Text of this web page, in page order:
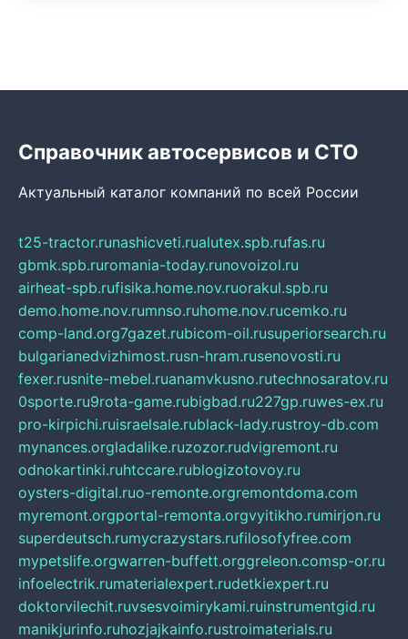
Справочник автосервисов и СТО
Актуальный каталог компаний по всей России
t25-tractor.runashicveti.rualutex.spb.rufas.ru
gbmk.spb.ruromania-today.runovoizol.ru
airheat-spb.rufisika.home.nov.ruorakul.spb.ru
demo.home.nov.rumnso.ruhome.nov.rucemko.ru
comp-land.org7gazet.rubicom-oil.rusuperiorsearch.ru
bulgarianedvizhimost.rusn-hram.rusenovosti.ru
fexer.rusnite-mebel.ruanamvkusno.rutechnosaratov.ru
0sporte.ru9rota-game.rubigbad.ru227gp.ruwes-ex.ru
pro-kirpichi.ruisraelsale.rublack-lady.rustroy-db.com
mynances.orgladalike.ruzozor.rudvigremont.ru
odnokartinki.ruhtccare.rublogizotovoy.ru
oysters-digital.ruo-remonte.orgremontdoma.com
myremont.orgportal-remonta.orgvyitikho.rumirjon.ru
superdeutsch.rumycrazystars.rufilosofyfree.com
mypetslife.orgwarren-buffett.orggreleon.comsp-or.ru
infoelectrik.rumaterialexpert.rudetkiexpert.ru
doktorvilechit.ruvsesvoimirykami.ruinstrumentgid.ru
manikjurinfo.ruhozjajkainfo.rustroimaterials.ru